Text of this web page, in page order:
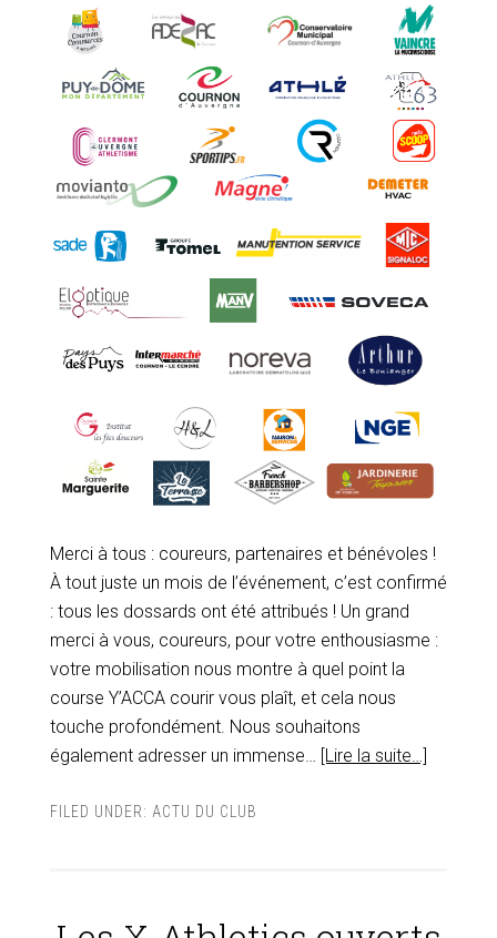
Merci à tous : coureurs, partenaires et bénévoles !
À tout juste un mois de l’événement, c’est confirmé
: tous les dossards ont été attribués ! Un grand
merci à vous, coureurs, pour votre enthousiasme :
votre mobilisation nous montre à quel point la
course Y’ACCA courir vous plaît, et cela nous
touche profondément. Nous souhaitons
également adresser un immense… [Lire la suite…]
FILED UNDER: ACTU DU CLUB